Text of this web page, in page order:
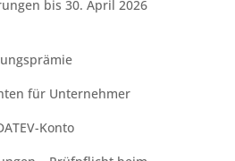
bis 30. April 2026
für Unternehmer
Konto